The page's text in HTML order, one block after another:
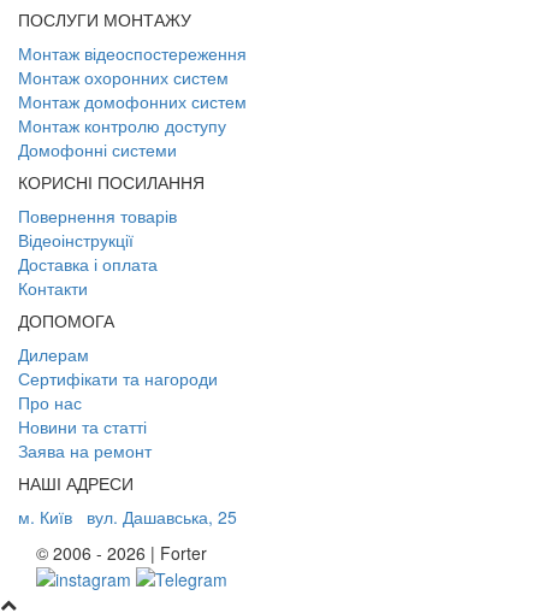
ПОСЛУГИ МОНТАЖУ
Монтаж відеоспостереження
Монтаж охоронних систем
Монтаж домофонних систем
Монтаж контролю доступу
Домофонні системи
КОРИСНІ ПОСИЛАННЯ
Повернення товарів
Відеоінструкції
Доставка і оплата
Контакти
ДОПОМОГА
Дилерам
Сертифікати та нагороди
Про нас
Новини та статті
Заява на ремонт
НАШІ АДРЕСИ
м. Київ
вул. Дашавська, 25
© 2006 - 2026 | Forter